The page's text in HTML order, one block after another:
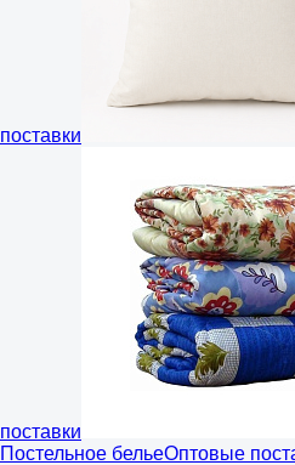
поставки
поставки
Постельное бельеОптовые